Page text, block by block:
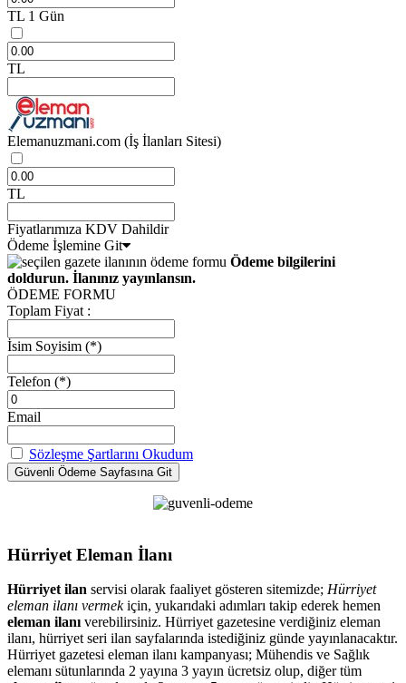
TL 1 Gün
TL
Elemanuzmani.com (İş İlanları Sitesi)
TL
Fiyatlarımıza KDV Dahildir
Ödeme İşlemine Git
Ödeme bilgilerini
doldurun. İlanınız yayınlansın.
ÖDEME FORMU
Toplam Fiyat :
İsim Soyisim (*)
Telefon (*)
Email
Sözleşme Şartlarını Okudum
Hürriyet Eleman İlanı
Hürriyet ilan servisi olarak faaliyet gösteren sitemizde; Hürriyet
eleman ilanı vermekiçin, yukarıdaki adımları takip ederek hemen
eleman ilanı verebilirsiniz. Hürriyet gazetesine verdiğiniz eleman
ilanı, hürriyet seri ilan sayfalarında istediğiniz günde yayınlanacaktır.
Hürriyet gazetesi eleman ilanı kampanyası; Mühendis ve Sağlık
elemanı sütunlarında 2 yayına 3 yayın ücretsiz olup, diğer tüm